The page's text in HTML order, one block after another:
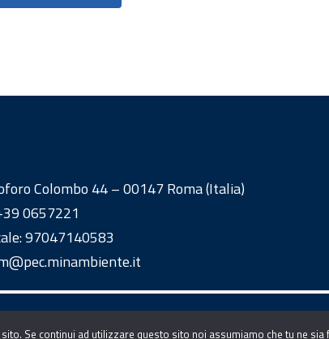
Colombo 44 – 00147 Roma (Italia)
0657221
97047140583
Se continui ad utilizzare questo sito noi assumiamo che tu ne sia